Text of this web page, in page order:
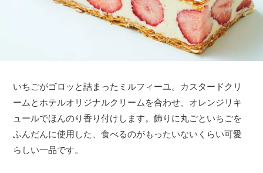
いちごがゴロッと詰まったミルフィーユ。カスタードクリ
ームとホテルオリジナルクリームを合わせ、オレンジリキ
ュールでほんのり香り付けします。飾りに丸ごといちごを
ふんだんに使用した、食べるのがもったいないくらい可愛
らしい一品です。